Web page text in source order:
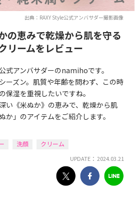
出典：RAXY Style公式アンバサダー撮影画像
の恵みで乾燥から肌を守る
リームをレビュー
式アンバサダーのnamihoです。
ーズン。肌質や年齢を問わず、この時
保湿を重視したいですね。
い《米ぬか》の恵みで、乾燥から肌
か」のアイテムをご紹介します。
洗顔 クリーム
UPDATE： 2024.03.21